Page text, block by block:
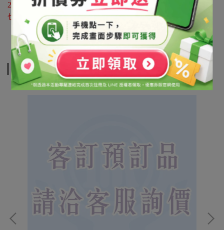
25596118
也可利用 LINE@官方帳號詢問 帳號搜尋「@syb1803x」
相關商品